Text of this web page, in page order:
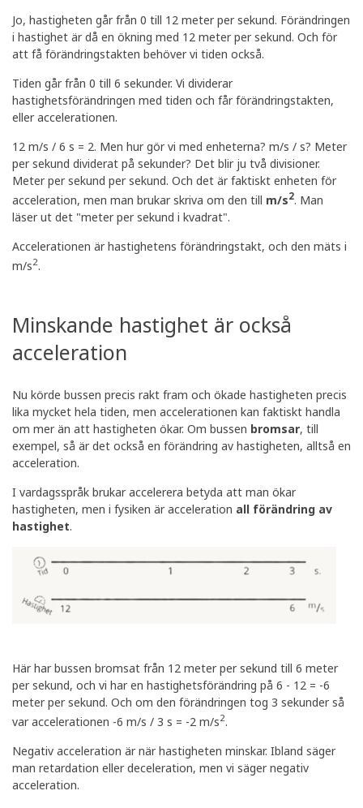
Jo, hastigheten går från 0 till 12 meter per sekund. Förändringen
i hastighet är då en ökning med 12 meter per sekund. Och för
att få förändringstakten behöver vi tiden också.
Tiden går från 0 till 6 sekunder. Vi dividerar
hastighetsförändringen med tiden och får förändringstakten,
eller accelerationen.
12 m/s / 6 s = 2. Men hur gör vi med enheterna? m/s / s? Meter
per sekund dividerat på sekunder? Det blir ju två divisioner.
Meter per sekund per sekund. Och det är faktiskt enheten för
acceleration, men man brukar skriva om den till m/s2. Man
läser ut det "meter per sekund i kvadrat".
Accelerationen är hastighetens förändringstakt, och den mäts i
m/s2.
Minskande hastighet är också
acceleration
Nu körde bussen precis rakt fram och ökade hastigheten precis
lika mycket hela tiden, men accelerationen kan faktiskt handla
om mer än att hastigheten ökar. Om bussen bromsar, till
exempel, så är det också en förändring av hastigheten, alltså en
acceleration.
I vardagsspråk brukar accelerera betyda att man ökar
hastigheten, men i fysiken är acceleration all förändring av
hastighet.
Här har bussen bromsat från 12 meter per sekund till 6 meter
per sekund, och vi har en hastighetsförändring på 6 - 12 = -6
meter per sekund. Och om den förändringen tog 3 sekunder så
var accelerationen -6 m/s / 3 s = -2 m/s2.
Negativ acceleration är när hastigheten minskar. Ibland säger
man retardation eller deceleration, men vi säger negativ
acceleration.